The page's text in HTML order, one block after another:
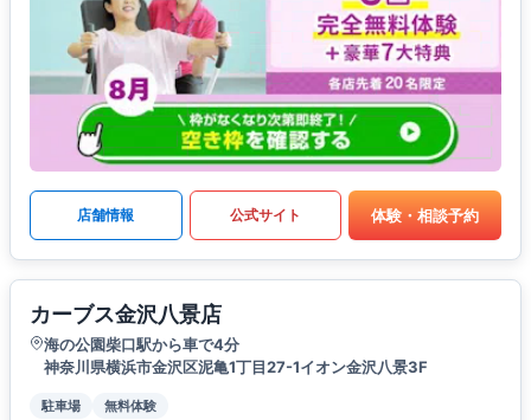
店舗情報 公式サイト 体験・相談予約
カーブス金沢八景店
海の公園柴口駅から車で4分
神奈川県横浜市金沢区泥亀1丁目27-1イオン金沢八景3F
駐車場 無料体験